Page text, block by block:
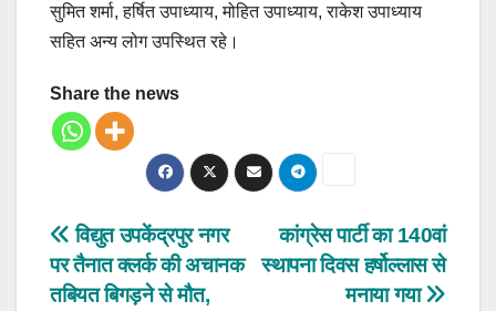
सुमित शर्मा, हर्षित उपाध्याय, मोहित उपाध्याय, राकेश उपाध्याय
सहित अन्य लोग उपस्थित रहे।
Share the news
Post
navigation
कांग्रेस पार्टी का 140वां
स्थापना दिवस हर्षोल्लास से
मनाया गया
विद्युत उपकेंद्रपुर नगर
पर तैनात क्लर्क की अचानक
तबियत बिगड़ने से मौत,